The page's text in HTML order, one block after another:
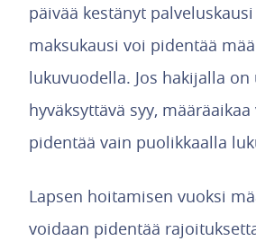
päivää kestänyt
maksukausi voi pidentää
lukuvuodella. Jos hakijalla on
hyväksyttävä syy,
pidentää vain puolikkaalla
Lapsen hoitamisen vuoksi
voidaan pidentää